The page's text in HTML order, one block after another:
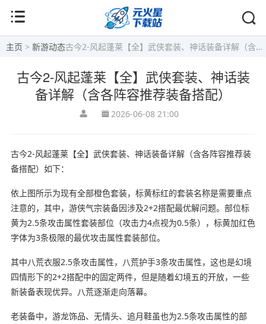
主页 > 新游动态古今2-风起蓬莱【全】武侠套装、神话装备详解（含各阵容推荐装备搭配）
古今2-风起蓬莱【全】武侠套装、神话装
备详解（含各阵容推荐装备搭配）
2026-06-08 21:00
古今2-风起蓬莱【全】武侠套装、神话装备详解（含各阵容推荐装
备搭配）如下：
依上图所示为现有全部橙色套装，标黄标红的套装名称是需要重点
注意的，其中，游侠气宗装备因涉及2+2搭配最优解问题。部位标
黄为2.5条攻击属性套装部位（攻击力4点视为0.5条），标黄加红色
字体为3条极限的最优攻击属性套装部位。
其中八荒衣服2.5条攻击属性，八荒护手3条攻击属性，这也是幻境
四情形下的2+2搭配中的固定两件，但是随着幻境五的开放，一些
新装备表现优异。八荒逐渐走向落幕。
老装备中，游龙饰品、无情头、追月鞋虽也为2.5条攻击属性的部